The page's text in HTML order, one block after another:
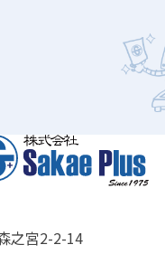
之宮2-2-14